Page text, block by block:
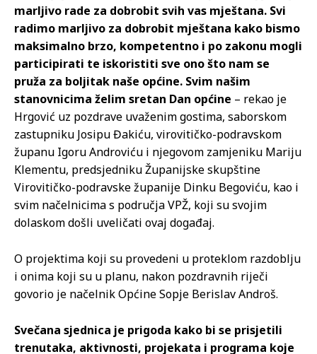
marljivo rade za dobrobit svih vas mještana. Svi
radimo marljivo za dobrobit mještana kako bismo
maksimalno brzo, kompetentno i po zakonu mogli
participirati te iskoristiti sve ono što nam se
pruža za boljitak naše općine. Svim našim
stanovnicima želim sretan Dan općine – rekao je
Hrgović uz pozdrave uvaženim gostima, saborskom
zastupniku Josipu Đakiću, virovitičko-podravskom
županu Igoru Androviću i njegovom zamjeniku Mariju
Klementu, predsjedniku Županijske skupštine
Virovitičko-podravske županije Dinku Begoviću, kao i
svim načelnicima s područja VPŽ, koji su svojim
dolaskom došli uveličati ovaj događaj.
O projektima koji su provedeni u proteklom razdoblju
i onima koji su u planu, nakon pozdravnih riječi
govorio je načelnik Općine Sopje Berislav Androš.
Svečana sjednica je prigoda kako bi se prisjetili
trenutaka, aktivnosti, projekata i programa koje